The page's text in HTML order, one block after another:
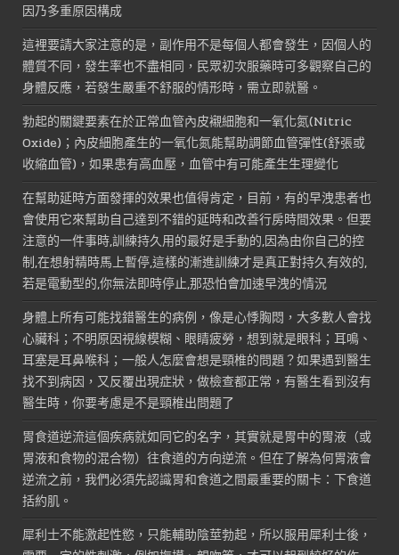
因乃多重原因構成
這裡要請大家注意的是，副作用不是每個人都會發生，因個人的
體質不同，發生率也不盡相同，民眾初次服藥時可多觀察自己的
身體反應，若發生嚴重不舒服的情形時，需立即就醫。
勃起的關鍵要素在於正常血管內皮襯細胞和一氧化氮(Nitric
Oxide)；內皮細胞產生的一氧化氮能幫助調節血管彈性(舒張或
收縮血管)，如果患有高血壓，血管中有可能產生生理變化
在幫助延時方面發揮的效果也值得肯定，目前，有的早洩患者也
會使用它來幫助自己達到不錯的延時和改善行房時間效果。但要
注意的一件事時,訓練持久用的最好是手動的,因為由你自己的控
制,在想射精時馬上暫停,這樣的漸進訓練才是真正對持久有效的,
若是電動型的,你無法即時停止,那恐怕會加速早洩的情況
身體上所有可能找錯醫生的病例，像是心悸胸悶，大多數人會找
心臟科；不明原因視線模糊、眼睛疲勞，想到就是眼科；耳鳴、
耳塞是耳鼻喉科；一般人怎麼會想是頸椎的問題？如果遇到醫生
找不到病因，又反覆出現症狀，做檢查都正常，有醫生看到沒有
醫生時，你要考慮是不是頸椎出問題了
胃食道逆流這個疾病就如同它的名字，其實就是胃中的胃液（或
胃液和食物的混合物）往食道的方向逆流。但在了解為何胃液會
逆流之前，我們必須先認識胃和食道之間最重要的關卡：下食道
括約肌。
犀利士不能激起性慾，只能輔助陰莖勃起，所以服用犀利士後，